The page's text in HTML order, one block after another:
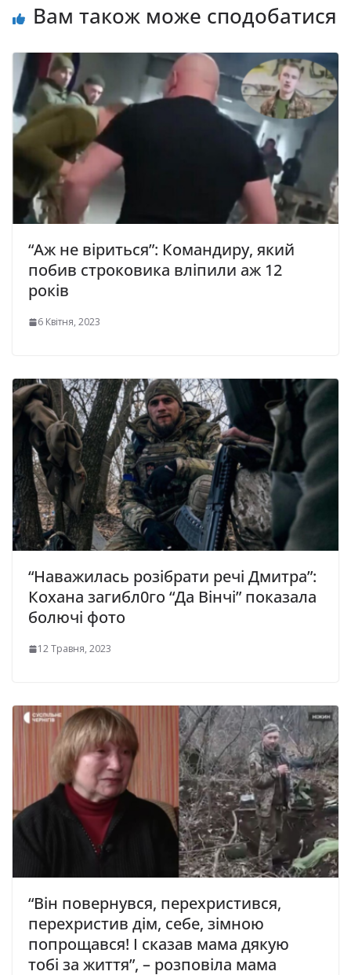
Вам також може сподобатися
“Аж не віриться”: Командиру, який
побив строковика вліпили аж 12
років
6 Квітня, 2023
“Наважилась розібрати речі Дмитра”:
Кохана загибл0го “Да Вінчі” показала
болючі фото
12 Травня, 2023
“Він повернувся, перехристився,
перехристив дім, себе, зімною
попрощався! І сказав мама дякую
тобі за життя”, – розповіла мама